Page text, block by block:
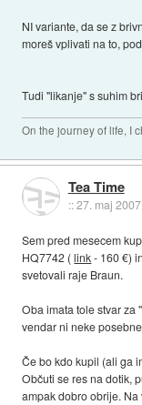
NI variante, da se z
moreš vplivati na to,
Tudi "likanje" s suhim
On the journey of life, I
Tea Time
::27. maj
Sem pred mesecem
HQ7742 (link- 160 €)
svetovali raje Braun.
Oba imata tole stvar za
vendar ni neke
Če bo kdo kupil (ali ga
Občuti se res na dotik,
ampak dobro obrije.